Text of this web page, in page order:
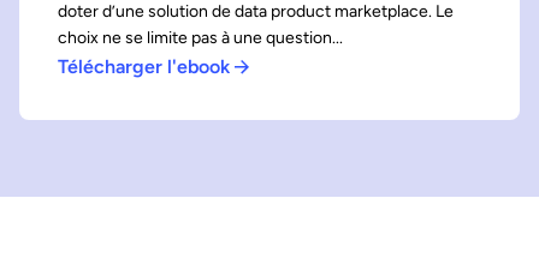
doter d’une solution de data product marketplace. Le
choix ne se limite pas à une question...
Télécharger l'ebook